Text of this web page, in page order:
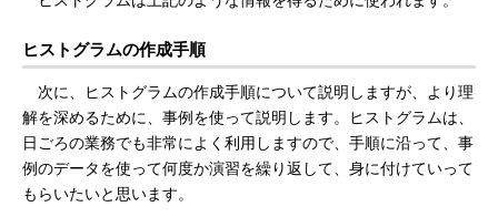
ヒストグラムの作成手順
次に、ヒストグラムの作成手順について説明しますが、より理
解を深めるために、事例を使って説明します。ヒストグラムは、
日ごろの業務でも非常によく利用しますので、手順に沿って、事
例のデータを使って何度か演習を繰り返して、身に付けていって
もらいたいと思います。